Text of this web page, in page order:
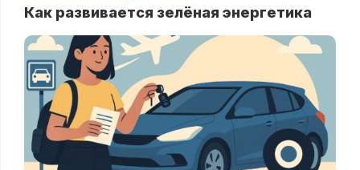
Как развивается зелёная энергетика